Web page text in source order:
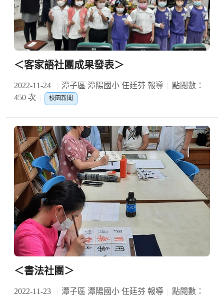
＜客家語社團成果發表＞
2022-11-24 潭子區 潭陽國小 任廷芬 報導
點閱數：
450 次
校園新聞
＜書法社團＞
2022-11-23 潭子區 潭陽國小 任廷芬 報導
點閱數：